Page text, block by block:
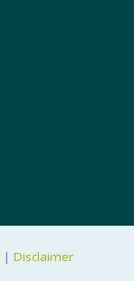
| Disclaimer